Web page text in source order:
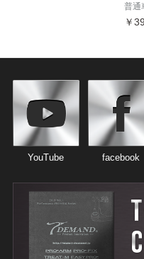
普
￥
YouTube facebook